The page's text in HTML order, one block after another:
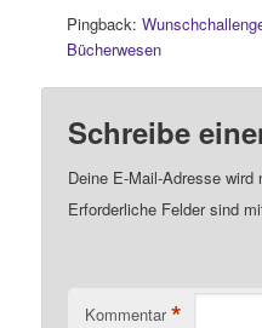
Pingback:
Bücherwesen
Schreibe
Deine E-Mail-Adresse wird
Erforderliche Felder sind
Kommentar *